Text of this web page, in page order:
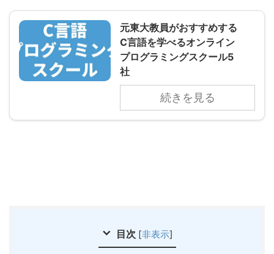
元東大教員がおすすめする
C言語を学べるオンライン
プログラミングスクール5
社
続きを見る
目次 [非表示]